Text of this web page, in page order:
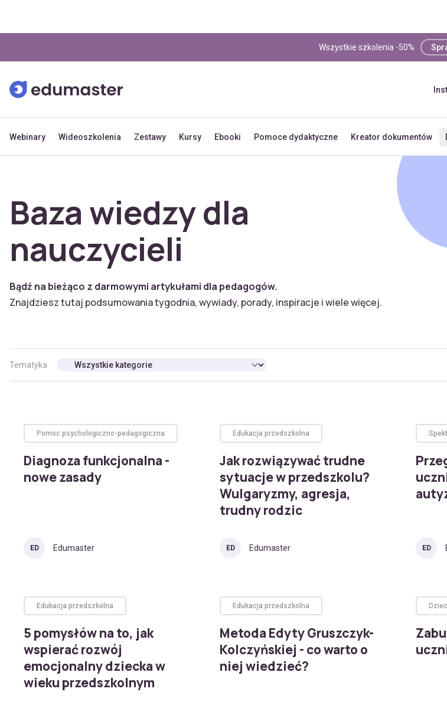
Wszystkie szkolenia -50%
Webinary Wideoszkolenia Zestawy Kursy Ebooki Pomoce dydaktyczne Kreator dokumentów
Baza wiedzy dla
nauczycieli
Bądź na bieżąco z darmowymi artykułami dla pedagogów.
Znajdziesz tutaj podsumowania tygodnia, wywiady, porady, inspiracje i wiele więcej.
Tematyka
Pomoc psychologiczno-pedagogiczna
Diagnoza funkcjonalna -
nowe zasady
ED Edumaster
Edukacja przedszkolna
Jak rozwiązywać trudne
sytuacje w przedszkolu?
Wulgaryzmy, agresja,
trudny rodzic
ED Edumaster ED
Edukacja przedszkolna
5 pomysłów na to, jak
wspierać rozwój
emocjonalny dziecka w
wieku przedszkolnym
Edukacja przedszkolna
Metoda Edyty Gruszczyk-
Kolczyńskiej - co warto o
niej wiedzieć?